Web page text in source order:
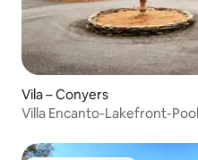
Vila – Conyers
Villa Encanto-Lakefront-